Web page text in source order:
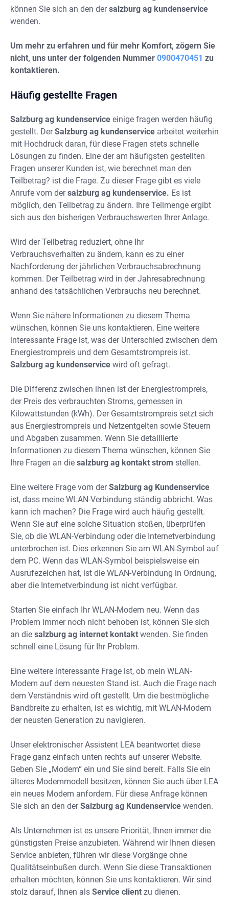
können Sie sich an den dersalzburg ag kundenservice
wenden.
Um mehr zu erfahren und für mehr Komfort, zögern Sie
nicht, uns unter der folgenden Nummer 0900470451 zu
kontaktieren.
Häufig gestellte Fragen
Salzburg ag kundenservice einige fragen werden häufig
gestellt. DerSalzburg ag kundenservice arbeitet weiterhin
mit Hochdruck daran, für diese Fragen stets schnelle
Lösungen zu finden. Eine der am häufigsten gestellten
Fragen unserer Kunden ist, wie berechnet man den
Teilbetrag? ist die Frage. Zu dieser Frage gibt es viele
Anrufe vom dersalzburg ag kundenservice. Es ist
möglich, den Teilbetrag zu ändern. Ihre Teilmenge ergibt
sich aus den bisherigen Verbrauchswerten Ihrer Anlage.
Wird der Teilbetrag reduziert, ohne Ihr
Verbrauchsverhalten zu ändern, kann es zu einer
Nachforderung der jährlichen Verbrauchsabrechnung
kommen. Der Teilbetrag wird in der Jahresabrechnung
anhand des tatsächlichen Verbrauchs neu berechnet.
Wenn Sie nähere Informationen zu diesem Thema
wünschen, können Sie uns kontaktieren. Eine weitere
interessante Frage ist, was der Unterschied zwischen dem
Energiestrompreis und dem Gesamtstrompreis ist.
Salzburg ag kundenservice wird oft gefragt.
Die Differenz zwischen ihnen ist der Energiestrompreis,
der Preis des verbrauchten Stroms, gemessen in
Kilowattstunden (kWh). Der Gesamtstrompreis setzt sich
aus Energiestrompreis und Netzentgelten sowie Steuern
und Abgaben zusammen. Wenn Sie detaillierte
Informationen zu diesem Thema wünschen, können Sie
Ihre Fragen an die salzburg ag kontakt strom stellen.
Eine weitere Frage vom derSalzburg ag Kundenservice
ist, dass meine WLAN-Verbindung ständig abbricht. Was
kann ich machen? Die Frage wird auch häufig gestellt.
Wenn Sie auf eine solche Situation stoßen, überprüfen
Sie, ob die WLAN-Verbindung oder die Internetverbindung
unterbrochen ist. Dies erkennen Sie am WLAN-Symbol auf
dem PC. Wenn das WLAN-Symbol beispielsweise ein
Ausrufezeichen hat, ist die WLAN-Verbindung in Ordnung,
aber die Internetverbindung ist nicht verfügbar.
Starten Sie einfach Ihr WLAN-Modem neu. Wenn das
Problem immer noch nicht behoben ist, können Sie sich
an die salzburg ag internet kontakt wenden. Sie finden
schnell eine Lösung für Ihr Problem.
Eine weitere interessante Frage ist, ob mein WLAN-
Modem auf dem neuesten Stand ist. Auch die Frage nach
dem Verständnis wird oft gestellt. Um die bestmögliche
Bandbreite zu erhalten, ist es wichtig, mit WLAN-Modem
der neusten Generation zu navigieren.
Unser elektronischer Assistent LEA beantwortet diese
Frage ganz einfach unten rechts auf unserer Website.
Geben Sie „Modem“ ein und Sie sind bereit. Falls Sie ein
älteres Modemmodell besitzen, können Sie auch über LEA
ein neues Modem anfordern. Für diese Anfrage können
Sie sich an den derSalzburg ag Kundenservice wenden.
Als Unternehmen ist es unsere Priorität, Ihnen immer die
günstigsten Preise anzubieten. Während wir Ihnen diesen
Service anbieten, führen wir diese Vorgänge ohne
Qualitätseinbußen durch. Wenn Sie diese Transaktionen
erhalten möchten, können Sie uns kontaktieren. Wir sind
stolz darauf, Ihnen als Service client zu dienen.